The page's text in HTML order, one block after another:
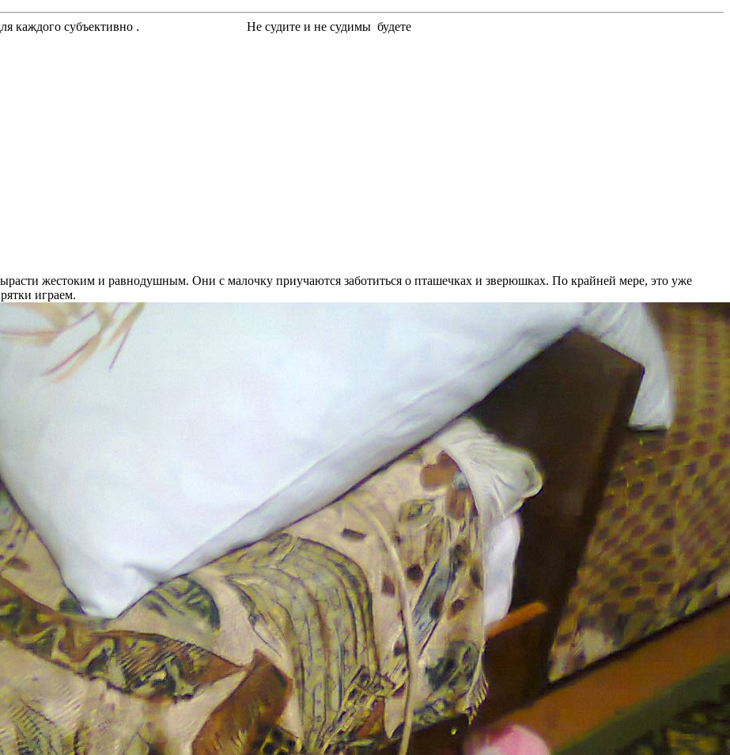
чести для каждого субъективно . Не судите и не судимы будете
жестоким и равнодушным. Они с малочку приучаются заботиться о пташечках и зверюшках. По крайней мере, это уже
играем.